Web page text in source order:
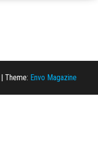
| Theme: Envo Magazine